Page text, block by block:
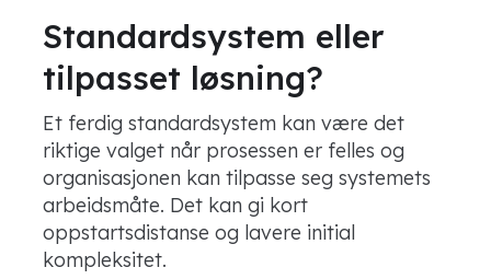
Standardsystem eller
tilpasset løsning?
Et ferdig standardsystem kan være det
riktige valget når prosessen er felles og
organisasjonen kan tilpasse seg systemets
arbeidsmåte. Det kan gi kort
oppstartsdistanse og lavere initial
kompleksitet.